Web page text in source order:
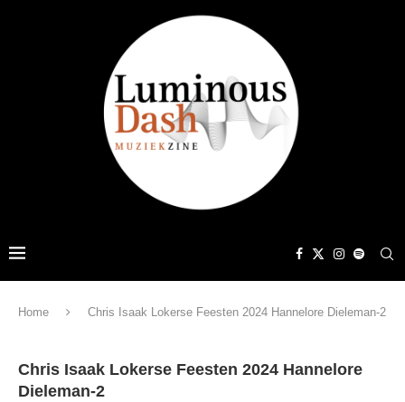
Home Chris Isaak Lokerse Feesten 2024 Hannelore Dieleman-2
Chris Isaak Lokerse Feesten 2024 Hannelore
Dieleman-2